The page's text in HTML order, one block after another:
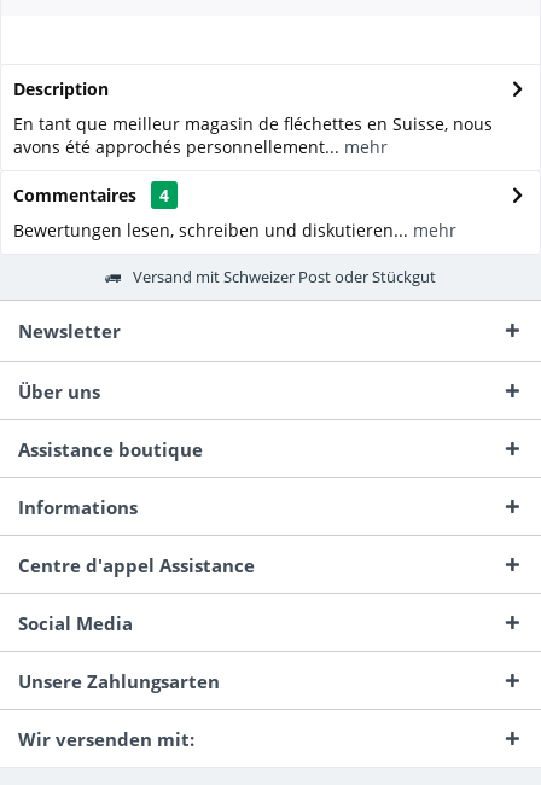
Description
En tant que meilleur magasin de fléchettes en Suisse, nous
avons été approchés personnellement... mehr
Commentaires
4
Bewertungen lesen, schreiben und diskutieren... mehr
Versand mit Schweizer Post oder Stückgut
Newsletter
Über uns
Assistance boutique
Informations
Centre d'appel Assistance
Social Media
Unsere Zahlungsarten
Wir versenden mit: